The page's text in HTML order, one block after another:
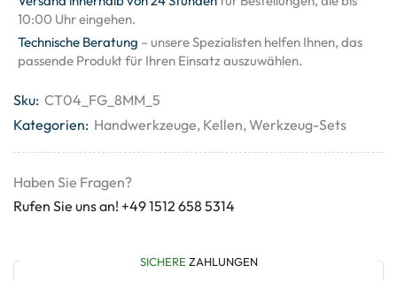
10:00 Uhr eingehen.
Technische Beratung – unsere Spezialisten helfen Ihnen, das
passende Produkt für Ihren Einsatz auszuwählen.
Sku: CT04_FG_8MM_5
Kategorien: Handwerkzeuge, Kellen,Werkzeug-Sets
Haben Sie Fragen?
Rufen Sie uns an! +49 1512 658 5314
SICHERE ZAHLUNGEN